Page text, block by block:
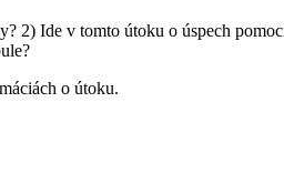
2) Ide v tomto útoku o úspech
o útoku.